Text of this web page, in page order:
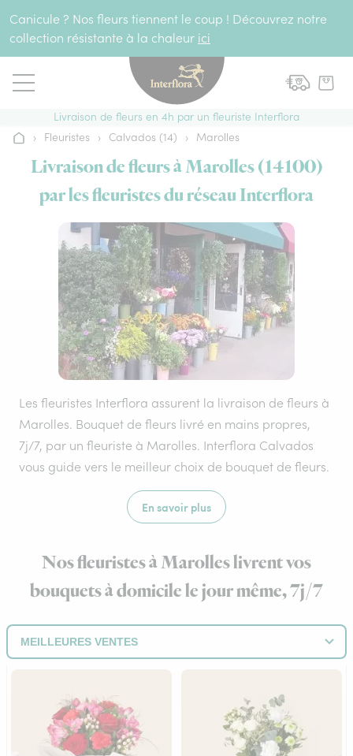
Canicule ? Nos fleurs tiennent le coup ! Découvrez notre
collection résistante à la chaleur ici
Livraison de fleurs en 4h par un fleuriste Interflora
Accueil
› Fleuristes › Calvados (14) › Marolles
Livraison de fleurs à Marolles (14100)
par les fleuristes du réseau Interflora
Les fleuristes Interflora assurent la livraison de fleurs à
Marolles. Bouquet de fleurs livré en mains propres,
7j/7, par un fleuriste à Marolles. Interflora Calvados
vous guide vers le meilleur choix de bouquet de fleurs.
En savoir plus
Nos fleuristes à Marolles livrent vos
bouquets à domicile le jour même, 7j/7